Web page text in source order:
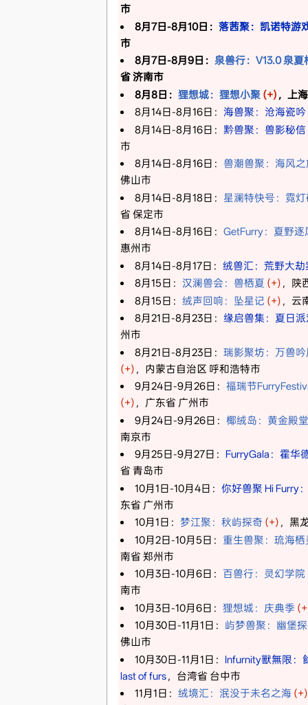
市
8月7日-8月10日： 落茜聚：凯诺特游
市
8月7日-8月9日： 泉兽行：V13.0 泉夏
省 济南市
8月8日： 狸想城：狸想小聚 (+) ，上
8月14日-8月16日： 海兽聚：沧海瓷吟
8月14日-8月16日： 黔兽聚：兽影秘信
市
8月14日-8月16日： 兽潮兽聚：海风之
佛山市
8月14日-8月18日： 星澜特快号：霓
省 保定市
8月14日-8月16日： GetFurry：夏野逐
惠州市
8月14日-8月17日： 绒兽汇：荒野大劫
8月15日： 汉澜兽会：兽栖夏 (+) ，陕
8月15日： 绒声回响：坠星记 (+) ，云
8月21日-8月23日： 缘启兽集：夏日派
州市
8月21日-8月23日： 瑞影聚坊：万兽
(+) ，内蒙古自治区 呼和浩特市
9月24日-9月26日： 福瑞节
(+) ，广东省 广州市
9月24日-9月26日： 椰绒岛：黄金殿堂
南京市
9月25日-9月27日： FurryGala：霍华
省 青岛市
10月1日-10月4日： 你好兽聚 Hi Furry
东省 广州市
10月1日： 梦江聚：秋屿探奇 (+) ，黑
10月2日-10月5日： 重生兽聚：琉海栖
南省 郑州市
10月3日-10月6日： 百兽行：灵幻学院
南市
10月3日-10月6日： 狸想城：庆典季
10月30日-11月1日： 屿梦兽聚：幽堡
佛山市
10月30日-11月1日： Infurnity獸無限：
last of furs，台湾省 台中市
11月1日： 绒境汇：泯没于未名之海 (+)